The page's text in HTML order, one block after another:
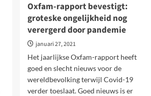
Oxfam-rapport bevestigt:
groteske ongelijkheid nog
verergerd door pandemie
januari 27, 2021
Het jaarlijkse Oxfam-rapport heeft
goed en slecht nieuws voor de
wereldbevolking terwijl Covid-19
verder toeslaat. Goed nieuws is er